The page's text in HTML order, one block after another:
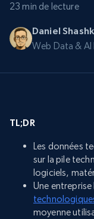
23 min de lecture
Daniel
Web Data & AI
TL;DR
Les données
sur la pile
logiciels,
Une
moyenne